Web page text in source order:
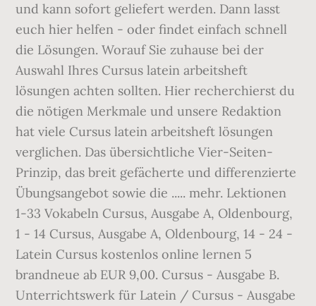
und kann sofort geliefert werden. Dann lasst
euch hier helfen - oder findet einfach schnell
die Lösungen. Worauf Sie zuhause bei der
Auswahl Ihres Cursus latein arbeitsheft
lösungen achten sollten. Hier recherchierst du
die nötigen Merkmale und unsere Redaktion
hat viele Cursus latein arbeitsheft lösungen
verglichen. Das übersichtliche Vier-Seiten-
Prinzip, das breit gefächerte und differenzierte
Übungsangebot sowie die ..... mehr. Lektionen
1-33 Vokabeln Cursus, Ausgabe A, Oldenbourg,
1 - 14 Cursus, Ausgabe A, Oldenbourg, 14 - 24 -
Latein Cursus kostenlos online lernen 5
brandneue ab EUR 9,00. Cursus - Ausgabe B.
Unterrichtswerk für Latein / Cursus - Ausgabe